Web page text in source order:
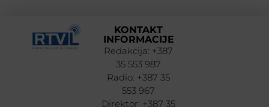
KONTAKT
INFORMACIJE
Redakcija: +387
35 553 987
Radio: +387 35
553 967
Direktor: +387 35